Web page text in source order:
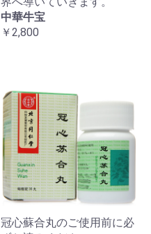
中華牛宝
￥2,800
冠心蘇合丸のご使用前に必